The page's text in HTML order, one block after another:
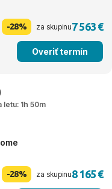
-28% za skupinu7 563 €
Overiť termín
letu: 1h 50m
-28% za skupinu8 165 €